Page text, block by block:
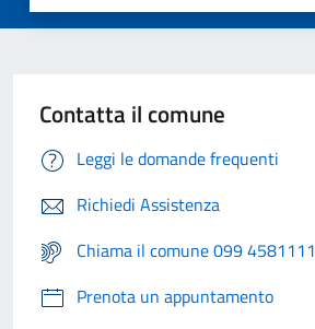
Contatta il comune
Leggi le domande frequenti
Richiedi Assistenza
Chiama il comune 099 4581111
Prenota un appuntamento